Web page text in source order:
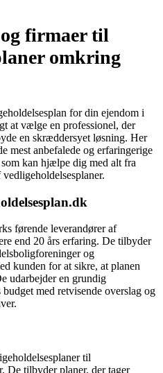
firmaer til
omkring
for din ejendom i
at vælge en professionel, der
en skræddersyet løsning. Her
mest anbefalede og erfaringerige
kan hjælpe dig med alt fra
førende leverandører af
end 20 års erfaring. De tilbyder
og
kunden for at sikre, at planen
udarbejder en grundig
med retvisende overslag og
til
De tilbyder planer, der tager